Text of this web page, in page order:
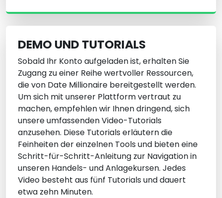
DEMO UND TUTORIALS
Sobald Ihr Konto aufgeladen ist, erhalten Sie
Zugang zu einer Reihe wertvoller Ressourcen,
die von Date Millionaire bereitgestellt werden.
Um sich mit unserer Plattform vertraut zu
machen, empfehlen wir Ihnen dringend, sich
unsere umfassenden Video-Tutorials
anzusehen. Diese Tutorials erläutern die
Feinheiten der einzelnen Tools und bieten eine
Schritt-für-Schritt-Anleitung zur Navigation in
unseren Handels- und Anlagekursen. Jedes
Video besteht aus fünf Tutorials und dauert
etwa zehn Minuten.